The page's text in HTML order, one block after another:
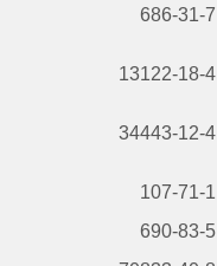
686-31-7
13122-18-4
34443-12-4
107-71-1
690-83-5